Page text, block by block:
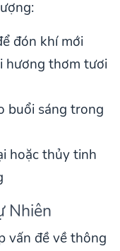
đón khí mới
hương thơm tươi
buổi sáng trong
hoặc thủy tinh
Nhiên
vấn đề về thông